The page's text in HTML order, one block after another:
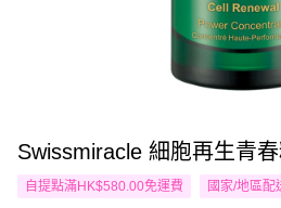
Swissmiracle 細胞再生青
自提點滿HK$580.00免運費 國家/地區配